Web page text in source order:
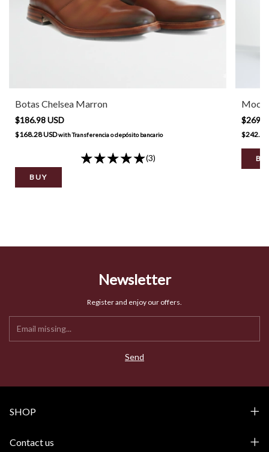
Botas Chelsea Marron
$186.98 USD
$168.28 USDwithTransferencia o depósito bancario
(3)
BUY
$242.72
Newsletter
Register and enjoy our offers.
SHOP
Contact us